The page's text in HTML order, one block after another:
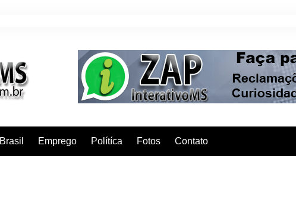
Brasil Emprego Polítíca Fotos Contato